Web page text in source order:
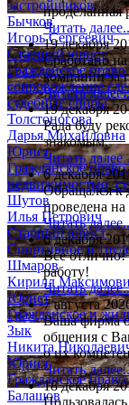
застройщиков
Бычков
Игорь Сергеевич
Старший юрист
Гражданское
сопровождение
судебные споры
Толстоногова
Дарья Михайловна
Юрист
Гражданское
недвижимостью,
Шутов
Илья Петрович
Старший юрист
Спортивное и
Шмаров
Кирилл
Юрист
Гражданское и
Зык
Никита
Юрист
Гражданское
Балашов
проделанная
Читать
19 декабря
Сработано
компании за
Читать
19 декабря
Рада буду
знакомым.
Читать
6 декабря
Обращался к
проведена
Читать
6 декабря
Все отлично!
работу!
Читать
7 августа
Ваша фирма
общения с
о их
Читать
18 декабря